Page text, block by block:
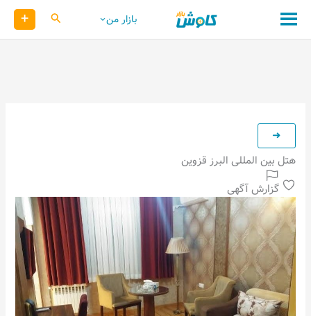
محتوا
بازار من کاوش +
هتل بین المللی البرز قزوین
گزارش آگهی